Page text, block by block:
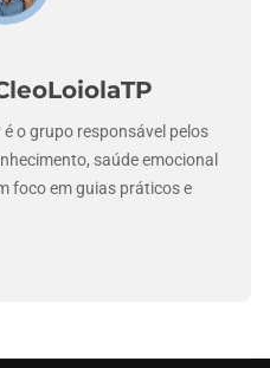
o grupo responsável pelos
saúde emocional
foco em guias práticos e